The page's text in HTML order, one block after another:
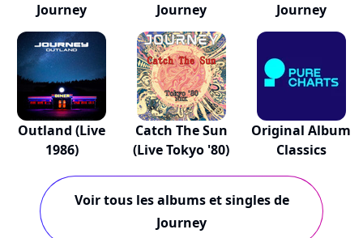
Journey
Journey
Journey
Outland (Live
1986)
Catch The Sun
(Live Tokyo '80)
Original Album
Classics
Voir tous les albums et singles de
Journey